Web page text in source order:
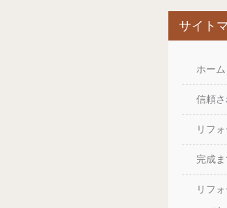
サイト
ホーム
信頼
リフ
完成
リフ